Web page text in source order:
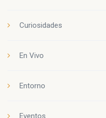
Curiosidades
En Vivo
Entorno
Eventos